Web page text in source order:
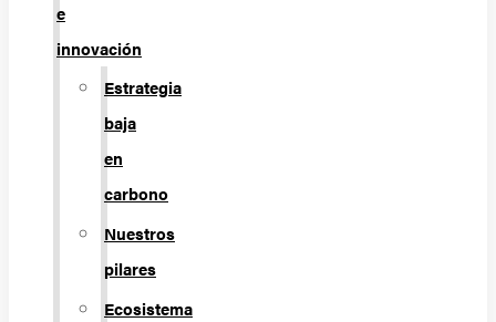
e
innovación
Estrategia
baja
en
carbono
Nuestros
pilares
Ecosistema